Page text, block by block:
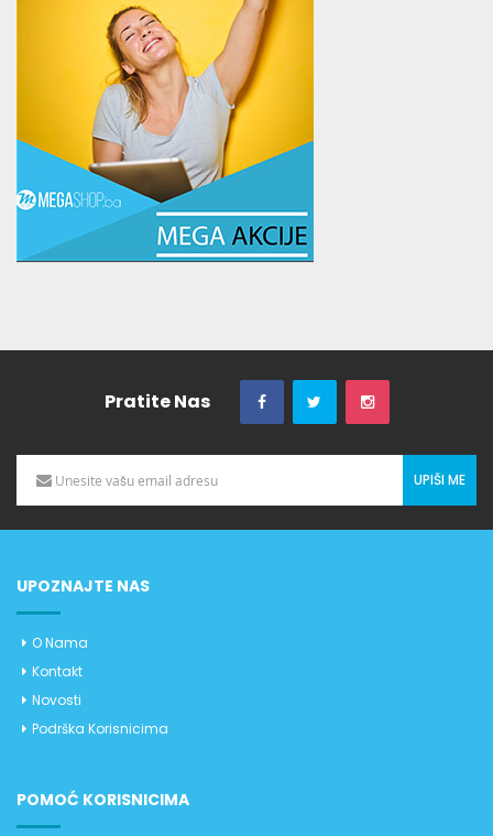
Pratite Nas
UPIŠI ME
UPOZNAJTE NAS
O Nama
Kontakt
Novosti
Podrška Korisnicima
POMOĆ KORISNICIMA